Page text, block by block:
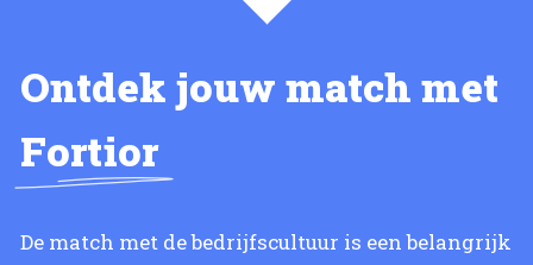
Ontdek jouw match met
Fortior
De match met de bedrijfscultuur is een belangrijk